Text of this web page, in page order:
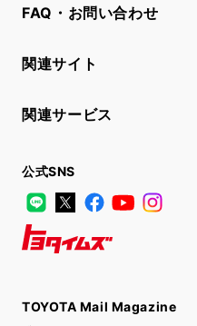
FAQ・お問い合わせ
関連サイト
関連サービス
公式SNS
LINE
X FacebookYouTube
TOYOTA Mail Magazine